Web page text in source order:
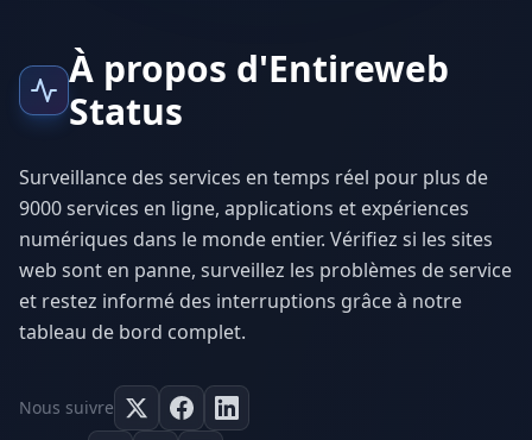
À propos d'Entireweb
Status
Surveillance des services en temps réel pour plus de
9000 services en ligne, applications et expériences
numériques dans le monde entier. Vérifiez si les sites
web sont en panne, surveillez les problèmes de service
et restez informé des interruptions grâce à notre
tableau de bord complet.
Nous suivre